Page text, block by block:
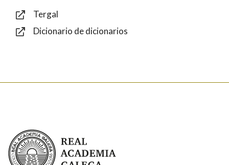
Texto de verificación
Tergal
Dicionario de dicionarios
Real Academia Galega